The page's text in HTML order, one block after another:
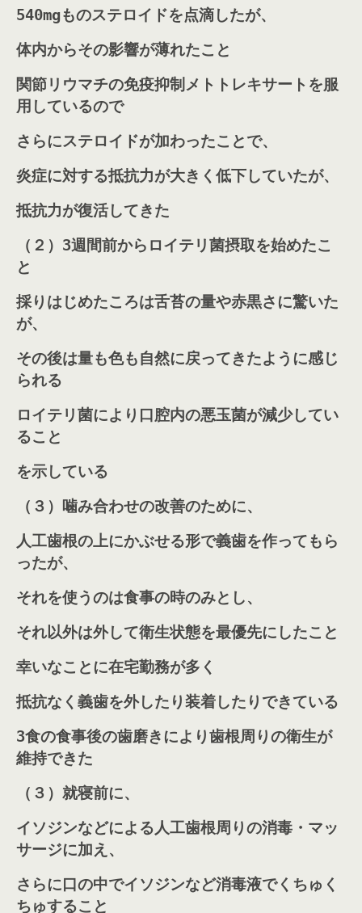
540mgものステロイドを点滴したが、
体内からその影響が薄れたこと
関節リウマチの免疫抑制メトトレキサートを服
用しているので
さらにステロイドが加わったことで、
炎症に対する抵抗力が大きく低下していたが、
抵抗力が復活してきた
（２） 3週間前からロイテリ菌摂取を始めたこ
と
採りはじめたころは舌苔の量や赤黒さに驚いた
が、
その後は量も色も自然に戻ってきたように感じ
られる
ロイテリ菌により口腔内の悪玉菌が減少してい
ること
を示している
（３）噛み合わせの改善のために、
人工歯根の上にかぶせる形で義歯を作ってもら
ったが、
それを使うのは食事の時のみとし、
それ以外は外して衛生状態を最優先にしたこと
幸いなことに在宅勤務が多く
抵抗なく義歯を外したり装着したりできている
3食の食事後の歯磨きにより歯根周りの衛生が
維持できた
（３） 就寝前に、
イソジンなどによる人工歯根周りの消毒・マッ
サージに加え、
さらに口の中でイソジンなど消毒液でくちゅく
ちゅすること